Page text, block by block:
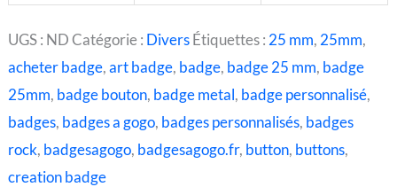
UGS : NDCatégorie : DiversÉtiquettes : 25 mm, 25mm,
acheter badge,art badge, badge, badge 25 mm, badge
25mm, badge bouton, badge metal, badge personnalisé,
badges, badges a gogo, badges personnalisés, badges
rock, badgesagogo, badgesagogo.fr, button, buttons,
creation badge